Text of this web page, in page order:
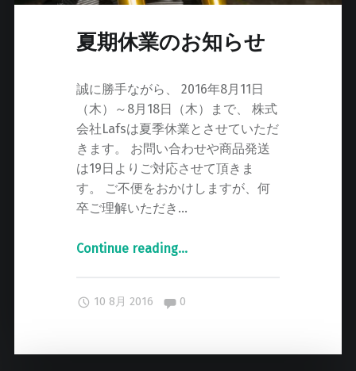
ま
す
夏期休業のお知らせ
誠に勝手ながら、 2016年8月11日
（木）～8月18日（木）まで、 株式
会社Lafsは夏季休業とさせていただ
きます。 お問い合わせや商品発送
は19日よりご対応させて頂きま
す。 ご不便をおかけしますが、何
卒ご理解いただき…
Continue reading"
休
…
10 8月 2016 Comments:
0